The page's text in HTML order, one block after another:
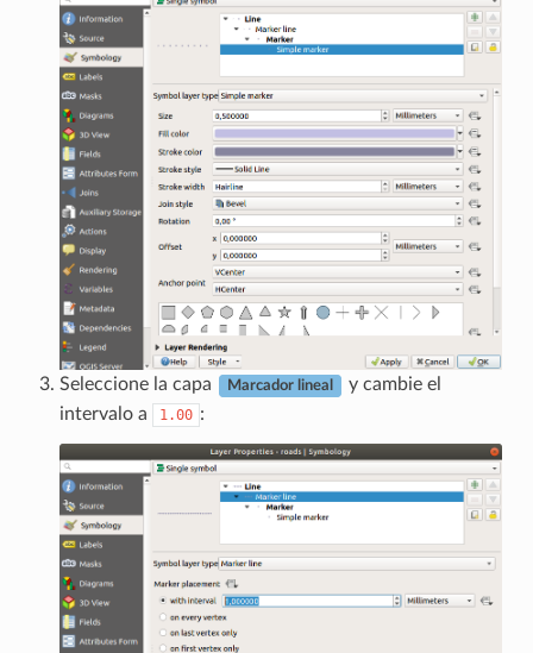
Seleccione la capa Marcador lineal
y cambie el
intervalo a
1.00 :